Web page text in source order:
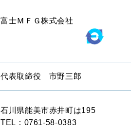
富士ＭＦＧ株式会社
代表取締役 市野三郎
石川県能美市赤井町は195
TEL：0761-58-0383